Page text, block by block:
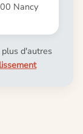
Nancy
d'autres